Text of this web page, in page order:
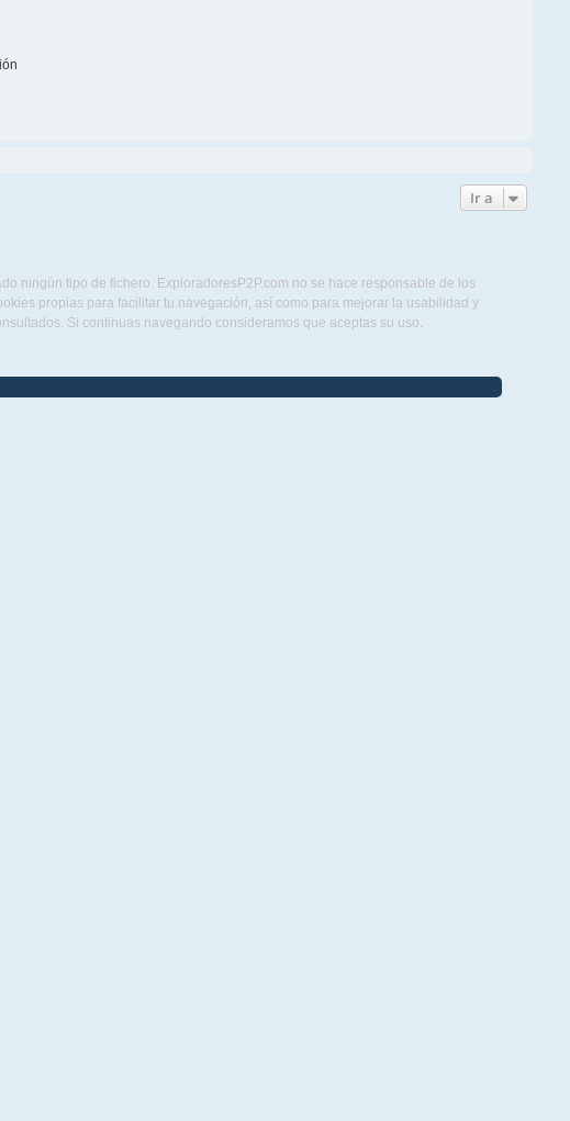
Ir a
ningún tipo de fichero. ExploradoresP2P.com no se hace responsable de los
propias para facilitar tu navegación, así como para mejorar la usabilidad y
Si continuas navegando consideramos que aceptas su uso.